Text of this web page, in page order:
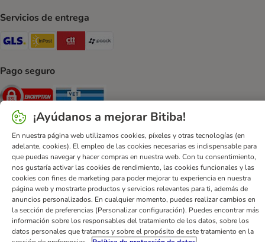
Servicios de entrega
GLS Shipping Method
InPost Shipping Method
CTTExpress Shipping Method
Pago seguro
Security
Ayuda Contacto Impreso DSA
Protección de datos
Condiciones comerciales generales
Declaración de accesibilidad
Newsletter
Gastos de envío y plazos de entrega
Formas de pago
Formulario de desistimiento
Programa de fidelización
App bitiba Programa de afiliados
¡Ayúdanos a mejorar Bitiba!
En nuestra página web utilizamos cookies, píxeles y otras tecnologías (en
adelante, cookies). El empleo de las cookies necesarias es indispensable para
que puedas navegar y hacer compras en nuestra web. Con tu consentimiento,
nos gustaría activar las cookies de rendimiento, las cookies funcionales y las
cookies con fines de marketing para poder mejorar tu experiencia en nuestra
página web y mostrarte productos y servicios relevantes para ti, además de
anuncios personalizados. En cualquier momento, puedes realizar cambios en
la sección de preferencias (Personalizar configuración). Puedes encontrar más
información sobre los responsables del tratamiento de los datos, sobre los
datos personales que tratamos y sobre el propósito de este tratamiento en la